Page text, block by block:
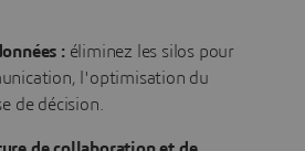
:éliminez les silos pour
l'optimisation du
de décision.